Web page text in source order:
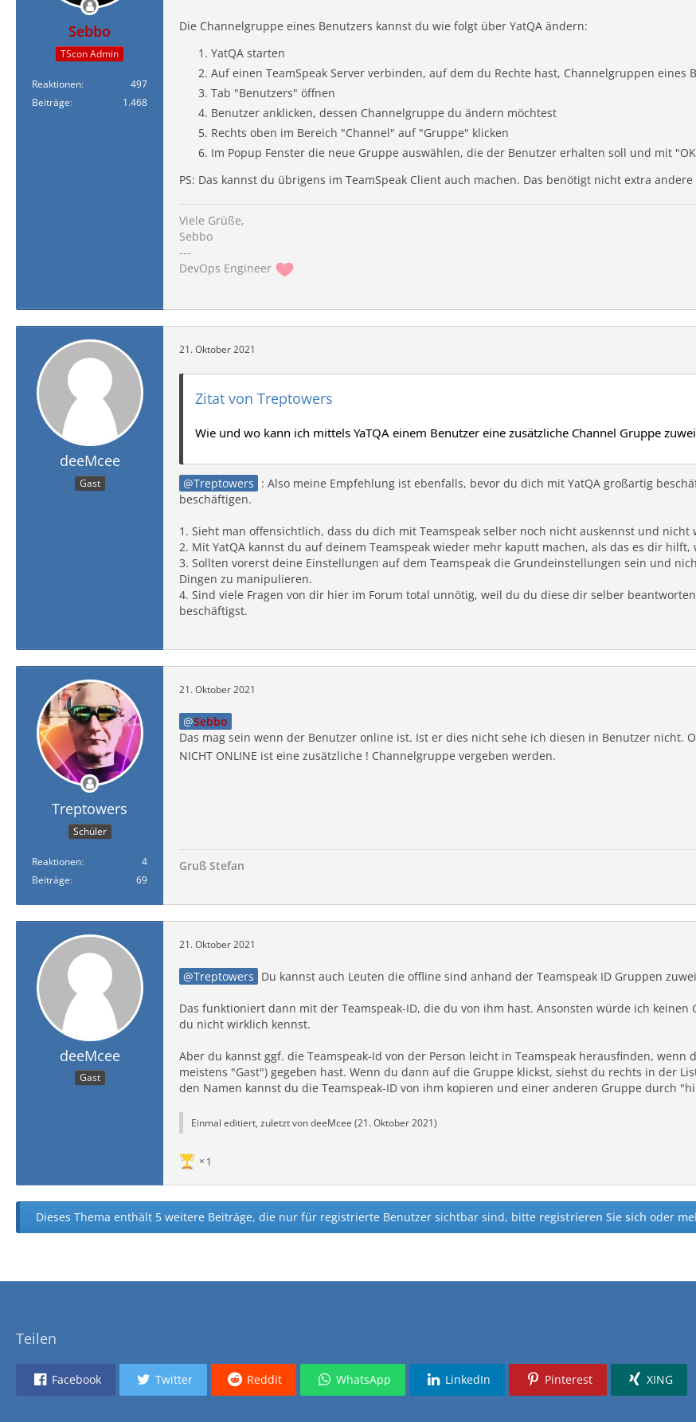
Sebbo
TScon Admin
Reaktionen
497
Beiträge
1.468
Die Channelgruppe eines Benutzers kannst du wie folgt über YatQA ändern:
YatQA starten
Auf einen TeamSpeak Server verbinden, auf dem du Rechte hast, Channelgruppen eines
Tab "Benutzers" öffnen
Benutzer anklicken, dessen Channelgruppe du ändern möchtest
Rechts oben im Bereich "Channel" auf "Gruppe" klicken
Im Popup Fenster die neue Gruppe auswählen, die der Benutzer erhalten soll und mit
PS: Das kannst du übrigens im TeamSpeak Client auch machen. Das benötigt nicht extra andere
Viele Grüße,
Sebbo
---
DevOps Engineer
deeMcee
Gast
21. Oktober 2021
Zitat von Treptowers
Wie und wo kann ich mittels YaTQA einem Benutzer eine zusätzliche Channel Gruppe
Treptowers : Also meine Empfehlung ist ebenfalls, bevor du dich mit YatQA großartig
beschäftigen.
1. Sieht man offensichtlich, dass du dich mit Teamspeak selber noch nicht auskennst und
2. Mit YatQA kannst du auf deinem Teamspeak wieder mehr kaputt machen, als das es dir
3. Sollten vorerst deine Einstellungen auf dem Teamspeak die Grundeinstellungen sein und
Dingen zu manipulieren.
4. Sind viele Fragen von dir hier im Forum total unnötig, weil du du diese dir selber
beschäftigst.
Treptowers
Schüler
Reaktionen
4
Beiträge
69
21. Oktober 2021
Sebbo
Das mag sein wenn der Benutzer online ist. Ist er dies nicht sehe ich diesen in Benutzer nicht.
NICHT ONLINE ist eine zusätzliche ! Channelgruppe vergeben werden.
Gruß Stefan
deeMcee
Gast
21. Oktober 2021
Treptowers Du kannst auch Leuten die offline sind anhand der Teamspeak ID Gruppen
Das funktioniert dann mit der Teamspeak-ID, die du von ihm hast. Ansonsten würde ich
du nicht wirklich kennst.
Aber du kannst ggf. die Teamspeak-Id von der Person leicht in Teamspeak herausfinden,
meistens "Gast") gegeben hast. Wenn du dann auf die Gruppe klickst, siehst du rechts in der
den Namen kannst du die Teamspeak-ID von ihm kopieren und einer anderen Gruppe durch
Einmal editiert, zuletzt von deeMcee (21. Oktober 2021)
1
Dieses Thema enthält 5 weitere Beiträge, die nur für registrierte Benutzer sichtbar sind, bitte registrieren Sie sich oder
Teilen
Facebook Twitter Reddit WhatsApp LinkedIn Pinterest XING